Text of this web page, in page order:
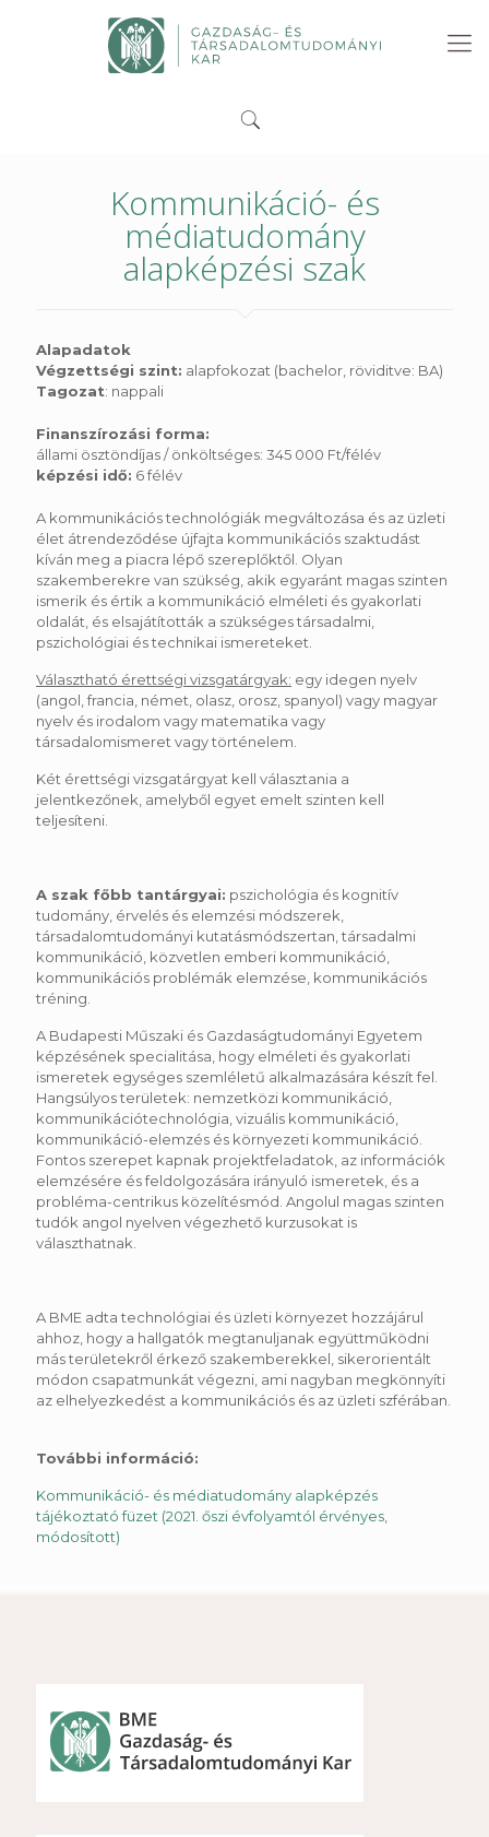
Kommunikáció- és
médiatudomány
alapképzési szak
Alapadatok
Végzettségi szint: alapfokozat (bachelor, röviditve: BA)
Tagozat: nappali
Finanszírozási forma:
állami ösztöndíjas / önköltséges: 345 000 Ft/félév
képzési idő: 6 félév
A kommunikációs technológiák megváltozása és az üzleti
élet átrendeződése újfajta kommunikációs szaktudást
kíván meg a piacra lépő szereplőktől. Olyan
szakemberekre van szükség, akik egyaránt magas szinten
ismerik és értik a kommunikáció elméleti és gyakorlati
oldalát, és elsajátították a szükséges társadalmi,
pszichológiai és technikai ismereteket.
Választható érettségi vizsgatárgyak: egy idegen nyelv
(angol, francia, német, olasz, orosz, spanyol) vagy magyar
nyelv és irodalom vagy matematika vagy
társadalomismeret vagy történelem.
Két érettségi vizsgatárgyat kell választania a
jelentkezőnek, amelyből egyet emelt szinten kell
teljesíteni.
A szak főbb tantárgyai: pszichológia és kognitív
tudomány, érvelés és elemzési módszerek,
társadalomtudományi kutatásmódszertan, társadalmi
kommunikáció, közvetlen emberi kommunikáció,
kommunikációs problémák elemzése, kommunikációs
tréning.
A Budapesti Műszaki és Gazdaságtudományi Egyetem
képzésének specialitása, hogy elméleti és gyakorlati
ismeretek egységes szemléletű alkalmazására készít fel.
Hangsúlyos területek: nemzetközi kommunikáció,
kommunikációtechnológia, vizuális kommunikáció,
kommunikáció-elemzés és környezeti kommunikáció.
Fontos szerepet kapnak projektfeladatok, az információk
elemzésére és feldolgozására irányuló ismeretek, és a
probléma-centrikus közelítésmód. Angolul magas szinten
tudók angol nyelven végezhető kurzusokat is
választhatnak.
A BME adta technológiai és üzleti környezet hozzájárul
ahhoz, hogy a hallgatók megtanuljanak együttműködni
más területekről érkező szakemberekkel, sikerorientált
módon csapatmunkát végezni, ami nagyban megkönnyíti
az elhelyezkedést a kommunikációs és az üzleti szférában.
További információ:
Kommunikáció- és médiatudomány alapképzés
tájékoztató füzet (2021. őszi évfolyamtól érvényes,
módosított)